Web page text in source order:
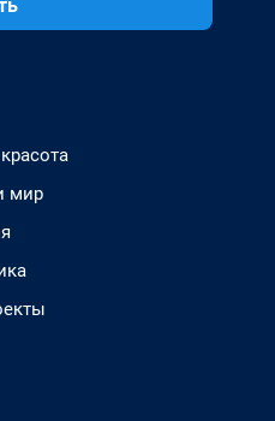
мир